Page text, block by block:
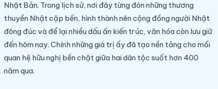
Nhật Bản. Trong lịch sử, nơi đây từng đón những thương
thuyền Nhật cập bến, hình thành nên cộng đồng người Nhật
đông đúc và để lại nhiều dấu ấn kiến trúc, văn hóa còn lưu giữ
đến hôm nay. Chính những giá trị ấy đã tạo nền tảng cho mối
quan hệ hữu nghị bền chặt giữa hai dân tộc suốt hơn 400
năm qua.